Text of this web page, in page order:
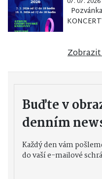
Buďte v
denním
Každý den vám
do vaší e-mailové